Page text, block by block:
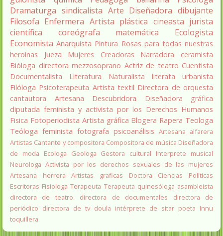
Dramaturga sindicalista Arte Diseñadora dibujante
Filosofa Enfermera Artista plástica cineasta jurista
científica
coreógrafa matemática
Ecologista
Economista Anarquista Pintura Rosas para todas nuestras
heroínas
Jueza Mujeres Creadoras Narradora
ceramista
Bióloga directora mezzosoprano Actriz de teatro Cuentista
Documentalista
Literatura Naturalista literata
urbanista
Filóloga Psicoterapeuta Artista textil Directora de orquesta
cantautora
Artesana Descubridora
Diseñadora gráfica
diputada feminista y activista por los Derechos Humanos
Fisica Fotoperiodista Artista gráfica Blogera Rapera Teologa
Teóloga feminista fotografa psicoanálisis Artesana alfarera
Artistas Cantante y compositora Compositora de música Diseñadora
de moda
Ecologa Geologa Gestora cultural
Interprete musical
Neurologa Activista por los derechos sexuales de las mujeres
Artesana herrera
Artistas graficas
Doctora Ciencias Políticas
Escritoras Fisiologa Terapeuta Terapeuta quinesóloga asambleista
directora de teatro.
directora de documentales
directora de
periódico directora de tv doula intérprete de sitar poeta Innu
toquillera